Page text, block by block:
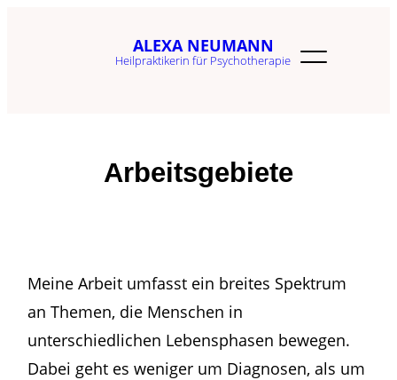
ALEXA NEUMANN
Heilpraktikerin für Psychotherapie
Arbeitsgebiete
Meine Arbeit umfasst ein breites Spektrum
an Themen, die Menschen in
unterschiedlichen Lebensphasen bewegen.
Dabei geht es weniger um Diagnosen, als um